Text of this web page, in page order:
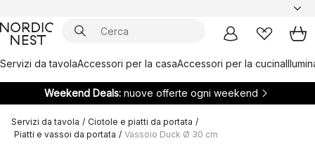
Servizi da tavolaAccessori per la casaAccessori per la cucina
Weekend Deals: nuove offerte ogni weekend
Servizi da tavola / Ciotole e piatti da portata /
Piatti e vassoi da portata / Vassoio Duck Ø 30 cm